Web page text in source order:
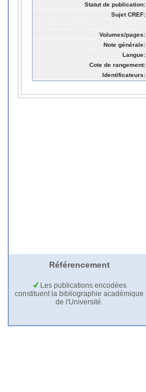
Statut de publication:
Sujet CREF:
Volumes/pages:
Note générale:
Langue:
Cote de rangement:
Identificateurs:
Référencement
Les publications encodées
constituent la bibliographie académique
de l'Université.